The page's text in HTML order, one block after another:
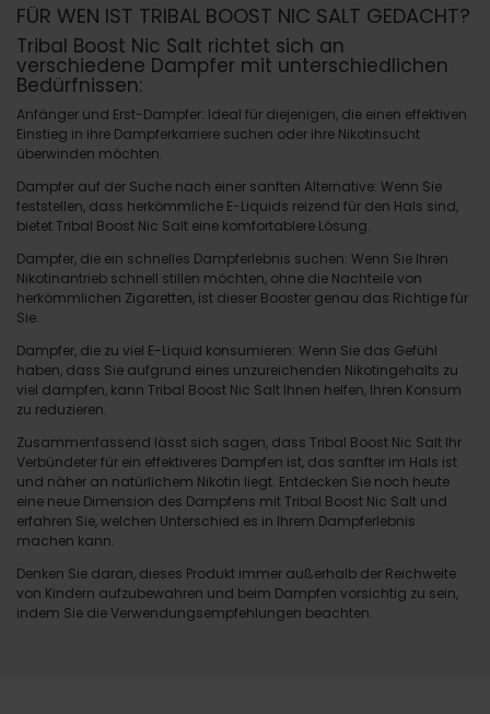
FÜR WEN IST TRIBAL BOOST NIC SALT GEDACHT?
Tribal Boost Nic Salt richtet sich an
verschiedene Dampfer mit unterschiedlichen
Bedürfnissen:
Anfänger und Erst-Dampfer: Ideal für diejenigen, die einen effektiven
Einstieg in ihre Dampferkarriere suchen oder ihre Nikotinsucht
überwinden möchten.
Dampfer auf der Suche nach einer sanften Alternative: Wenn Sie
feststellen, dass herkömmliche E-Liquids reizend für den Hals sind,
bietet Tribal Boost Nic Salt eine komfortablere Lösung.
Dampfer, die ein schnelles Dampferlebnis suchen: Wenn Sie Ihren
Nikotinantrieb schnell stillen möchten, ohne die Nachteile von
herkömmlichen Zigaretten, ist dieser Booster genau das Richtige für
Sie.
Dampfer, die zu viel E-Liquid konsumieren: Wenn Sie das Gefühl
haben, dass Sie aufgrund eines unzureichenden Nikotingehalts zu
viel dampfen, kann Tribal Boost Nic Salt Ihnen helfen, Ihren Konsum
zu reduzieren.
Zusammenfassend lässt sich sagen, dass Tribal Boost Nic Salt Ihr
Verbündeter für ein effektiveres Dampfen ist, das sanfter im Hals ist
und näher an natürlichem Nikotin liegt. Entdecken Sie noch heute
eine neue Dimension des Dampfens mit Tribal Boost Nic Salt und
erfahren Sie, welchen Unterschied es in Ihrem Dampferlebnis
machen kann.
Denken Sie daran, dieses Produkt immer außerhalb der Reichweite
von Kindern aufzubewahren und beim Dampfen vorsichtig zu sein,
indem Sie die Verwendungsempfehlungen beachten.